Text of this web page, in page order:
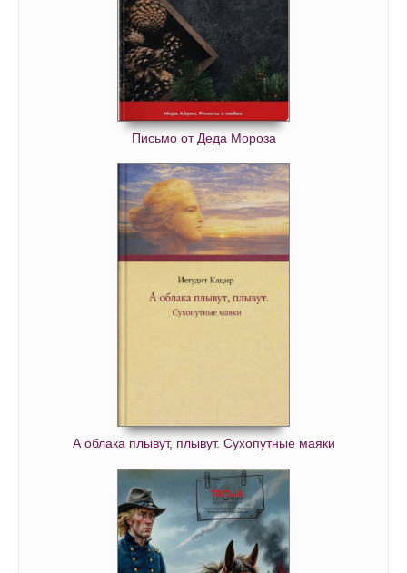
Письмо от Деда Мороза
А облака плывут, плывут. Сухопутные маяки